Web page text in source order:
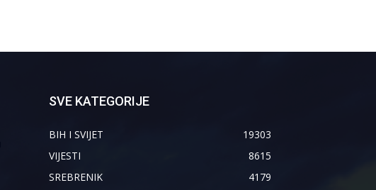
SVE KATEGORIJE
BIH I SVIJET
19303
VIJESTI
8615
SREBRENIK
4179